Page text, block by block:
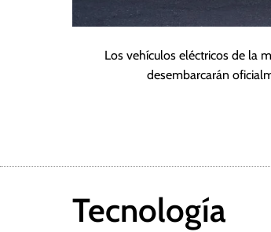
Los vehículos eléctricos de la
desembarcarán
Tecnología